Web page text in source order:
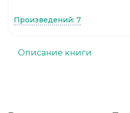
Описание книги
Произведений: 7